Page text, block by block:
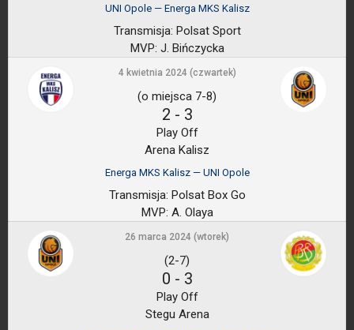
UNI Opole — Energa MKS Kalisz
Transmisja: Polsat Sport
MVP: J. Bińczycka
4 kwietnia 2024 (czwartek)
(o miejsca 7-8)
2 - 3
Play Off
Arena Kalisz
Energa MKS Kalisz — UNI Opole
Transmisja: Polsat Box Go
MVP: A. Olaya
26 marca 2024 (wtorek)
(2-7)
0 - 3
Play Off
Stegu Arena